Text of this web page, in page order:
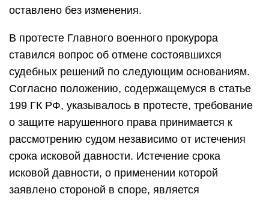
оставлено без изменения.
В протесте Главного военного прокурора
ставился вопрос об отмене состоявшихся
судебных решений по следующим основаниям.
Согласно положению, содержащемуся в статье
199 ГК РФ, указывалось в протесте, требование
о защите нарушенного права принимается к
рассмотрению судом независимо от истечения
срока исковой давности. Истечение срока
исковой давности, о применении которой
заявлено стороной в споре, является